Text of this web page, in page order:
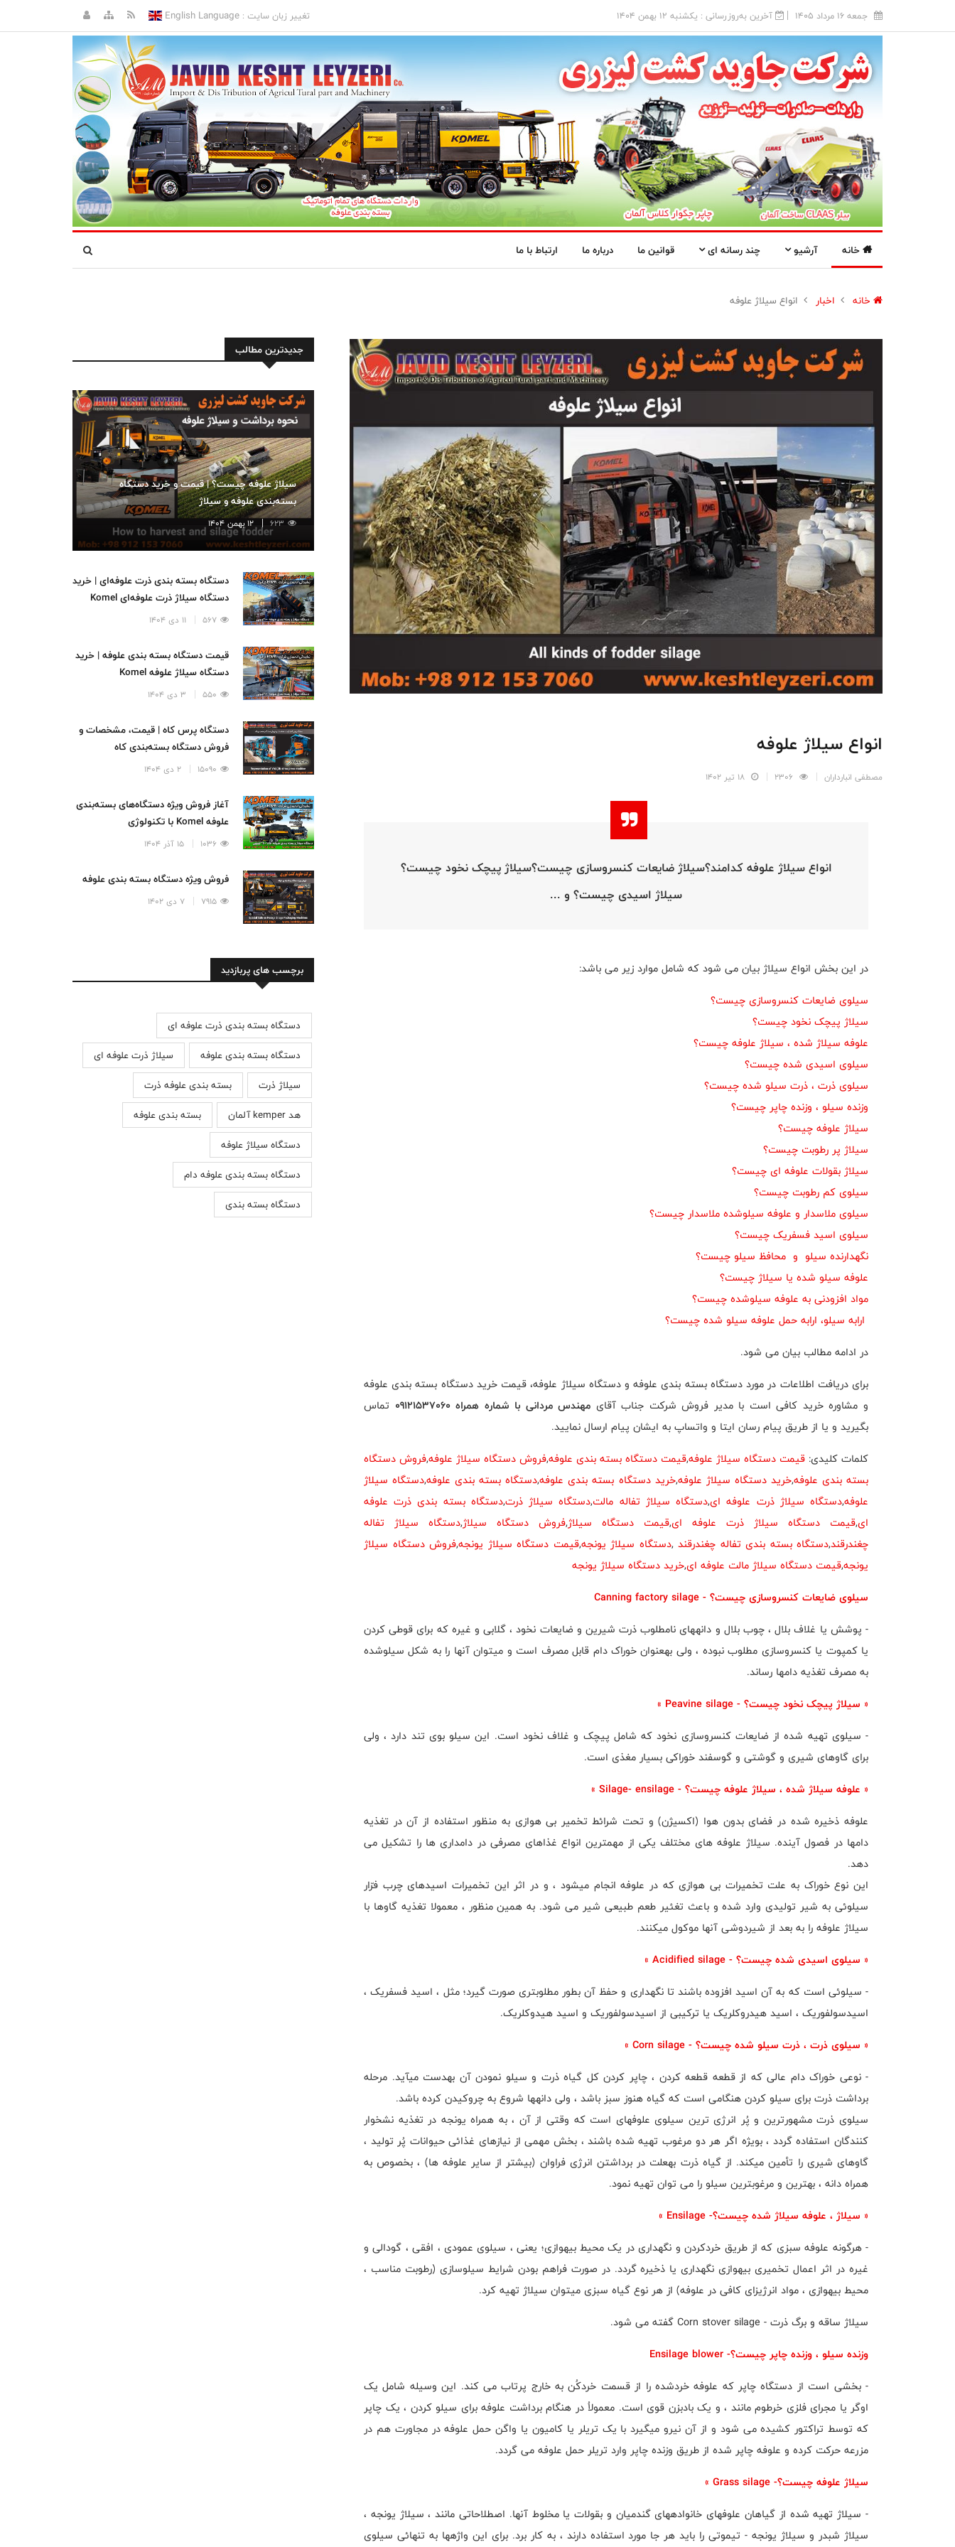
جمعه 16 مرداد 1405 آخرین به‌روزرسانی : يکشنبه 12 بهمن 1404 تغییر زبان سایت :English Language
خانه آرشیو چند رسانه ای قوانین ما درباره ما ارتباط با ما
خانه اخبار انواع سیلاژ علوفه
انواع سیلاژ علوفه
مصطفی انبارداران
انواع سیلاژ علوفه کدامند؟سیلاژ ضایعات کنسروسازی چیست؟سیلاژ پیچک نخود چیست؟
سیلاژ اسیدی چیست؟ و ...
در این بخش انواع سیلاژ بیان می شود که شامل موارد زیر می باشد:
سیلوی ضایعات کنسروسازی چیست؟
سیلاژ پیچک نخود چیست؟
علوفه سیلاژ شده ، سیلاژ علوفه چیست؟
سیلوی اسیدی شده چیست؟
سیلوی ذرت ، ذرت سیلو شده چیست؟
وزنده سیلو ، وزنده چاپر چیست؟
سیلاژ علوفه چیست؟
سیلاژ پر رطوبت چیست؟
سیلاژ بقولات علوفه ای چیست؟
سیلوی کم رطوبت چیست؟
سیلوی ملاسدار و علوفه سیلوشده ملاسدار چیست؟
سیلوی اسید فسفریک چیست؟
نگهدارنده سیلو و محافظ سیلو چیست؟
علوفه سیلو شده یا سیلاژ چیست؟
مواد افزودنی به علوفه سیلوشده چیست؟
ارابه سیلو، ارابه حمل علوفه سیلو شده چیست؟
در ادامه مطالب بیان می شود.
برای دریافت اطلاعات در مورد دستگاه بسته بندی علوفه و دستگاه سیلاژ علوفه، قیمت خرید دستگاه بسته بندی علوفه
و مشاوره خرید کافی است با مدیر فروش شرکت جناب آقای مهندس مردانی با شماره همراه 09121537060
تماس
بگیرید و یا از طریق پیام رسان ایتا و واتساپ به ایشان پیام ارسال نمایید.
کلمات کلیدی: قیمت دستگاه سیلاژ علوفه,قیمت دستگاه بسته بندی علوفه,فروش دستگاه سیلاژ علوفه,فروش دستگاه
بسته بندی علوفه,خرید دستگاه سیلاژ علوفه,خرید دستگاه بسته بندی علوفه,دستگاه بسته بندی علوفه,دستگاه سیلاژ
علوفه,دستگاه سیلاژ ذرت علوفه ای,دستگاه سیلاژ تفاله مالت,دستگاه سیلاژ ذرت,دستگاه بسته بندی ذرت علوفه
ای,قیمت دستگاه سیلاژ ذرت علوفه ای,قیمت دستگاه سیلاژ,فروش دستگاه سیلاژ,دستگاه سیلاژ تفاله
چغندرقند,دستگاه بسته بندی تفاله چغندرقند ,دستگاه سیلاژ یونجه,قیمت دستگاه سیلاژ یونجه,فروش دستگاه سیلاژ
یونجه,قیمت دستگاه سیلاژ مالت علوفه ای,خرید دستگاه سیلاژ یونجه
سیلوی ضایعات کنسروسازی چیست؟ - Canning factory silage
- پوشش یا غلاف بلال ، چوب بلال و دانههای نامطلوب ذرت شیرین و ضایعات نخود ، گلابی و غیره که برای قوطی کردن
یا کمپوت یا کنسروسازی مطلوب نبوده ، ولی بهعنوان خوراک دام قابل مصرف است و میتوان آنها را به شکل سیلوشده
به مصرف تغذیه دامها رساند.
« سیلاژ پیچک نخود چیست؟ - Peavine silage »
- سیلوی تهیه شده از ضایعات کنسروسازی نخود که شامل پیچک و غلاف نخود است. این سیلو بوی تند دارد ، ولی
برای گاوهای شیری و گوشتی و گوسفند خوراکی بسیار مغذی است.
« علوفه سیلاژ شده ، سیلاژ علوفه چیست؟ - Silage- ensilage »
علوفه ذخیره شده در فضای بدون هوا (اکسیژن) و تحت شرائط تخمیر بی هوازی به منظور استفاده از آن در تغذیه
دامها در فصول آینده. سیلاژ علوفه های مختلف یکی از مهمترین انواع غذاهای مصرفی در دامداری ها را تشکیل می
دهد.
این نوع خوراک به علت تخمیرات بی هوازی که در علوفه انجام میشود ، و در اثر این تخمیرات اسیدهای چرب فرّار
سیلوئی به شیر تولیدی وارد شده و باعث تغئیر طعم طبیعی شیر می شود. به همین منظور ، معمولا تغذیه گاوها با
سیلاژ علوفه را به بعد از شیردوشی آنها موکول میکنند.
« سیلوی اسیدی شده چیست؟ - Acidified silage »
- سیلوئی است که به آن اسید افزوده باشند تا نگهداری و حفظ آن بطور مطلوبتری صورت گیرد؛ مثل ، اسید فسفریک ،
اسیدسولفوریک ، اسید هیدروکلریک یا ترکیبی از اسیدسولفوریک و اسید هیدوکلریک.
« سیلوی ذرت ، ذرت سیلو شده چیست؟ - Corn silage »
- نوعی خوراک دام عالی که از قطعه قطعه کردن ، چاپر کردن کل گیاه ذرت و سیلو نمودن آن بهدست میآید. مرحله
برداشت ذرت برای سیلو کردن هنگامی است که گیاه هنوز سبز باشد ، ولی دانهها شروع به چروکیدن کرده باشد.
سیلوی ذرت مشهورترین و پُر انرژی ترین سیلوی علوفهای است که وقتی از آن ، به همراه یونجه در تغذیه نشخوار
کنندگان استفاده گردد ، بویژه اگر هر دو مرغوب تهیه شده باشند ، بخش مهمی از نیازهای غذائی حیوانات پُر تولید ،
گاوهای شیری را تأمین میکند. از گیاه ذرت بهعلت در برداشتن انرژی فراوان (بیشتر از سایر علوفه ها) ، بخصوص به
همراه دانه ، بهترین و مرغوبترین سیلو را می توان تهیه نمود.
« سیلاژ ، علوفه سیلاژ شده چیست؟- Ensilage »
- هرگونه علوفه سبزی که از طریق خردکردن و نگهداری در یک محیط بیهوازی؛ یعنی ، سیلوی عمودی ، افقی ، گودالی و
غیره در اثر اعمال تخمیری بیهوازی نگهداری یا ذخیره گردد. در صورت فراهم بودن شرایط سیلوسازی (رطوبت مناسب ،
محیط بیهوازی ، مواد انرژیزای کافی در علوفه) از هر نوع گیاه سبزی میتوان سیلاژ تهیه کرد.
سیلاژ ساقه و برگ ذرت - Corn stover silage گفته می شود.
وزنده سیلو ، وزنده چاپر چیست؟- Ensilage blower
- بخشی است از دستگاه چاپر که علوفه خردشده را از قسمت خردکُن به خارج پرتاب می کند. این وسیله شامل یک
اوگر یا مجرای فلزی خرطوم مانند ، و یک بادبزن قوی است. معمولاُ در هنگام برداشت علوفه برای سیلو کردن ، یک چاپر
که توسط تراکتور کشیده می شود و از آن نیرو میگیرد با یک تریلر یا کامیون یا واگن حمل علوفه در مجاورت هم در
مزرعه حرکت کرده و علوفه چاپر شده از طریق وزنده چاپر وارد تریلر حمل علوفه می گردد.
سیلاژ علوفه چیست؟- Grass silage »
- سیلاژ تهیه شده از گیاهان علوفهای خانوادههای گندمیان و بقولات یا مخلوط آنها. اصطلاحاتی مانند ، سیلاژ یونجه ،
سیلاژ شبدر و سیلاژ یونجه - تیموتی را باید هر جا مورد استفاده دارند ، به کار برد. برای این واژهها به تنهائی سیلوی
جدیدترین مطالب
سیلاژ علوفه چیست؟ | قیمت و خرید دستگاه
بسته‌بندی علوفه و سیلاژ
623 12 بهمن 1404
دستگاه بسته بندی ذرت علوفه‌ای | خرید
دستگاه سیلاژ ذرت علوفه‌ای Komel
567 11 دی 1404
قیمت دستگاه بسته بندی علوفه | خرید
دستگاه سیلاژ علوفه Komel
550 3 دی 1404
دستگاه پرس کاه | قیمت، مشخصات و
فروش دستگاه بسته‌بندی کاه
15090 2 دی 1404
آغاز فروش ویژه دستگاه‌های بسته‌بندی
علوفه Komel با تکنولوژی
تمام‌اتوماتیک
1036 15 آذر 1404
فروش ویژه دستگاه بسته بندی علوفه
7915 7 دی 1402
برچسب های پربازدید
دستگاه بسته بندی ذرت علوفه ای
دستگاه بسته بندی علوفه
سیلاژ ذرت علوفه ای
سیلاژ ذرت
بسته بندی علوفه ذرت
هد kemper آلمان
بسته بندی علوفه
دستگاه سیلاژ علوفه
دستگاه بسته بندی علوفه دام
دستگاه بسته بندی